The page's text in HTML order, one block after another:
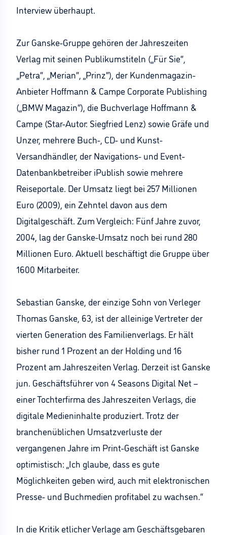
Interview überhaupt.
Zur Ganske-Gruppe gehören der Jahreszeiten
Verlag mit seinen Publikumstiteln („Für Sie“,
„Petra“, „Merian“, „Prinz“), der Kundenmagazin-
Anbieter Hoffmann & Campe Corporate Publishing
(„BMW Magazin“), die Buchverlage Hoffmann &
Campe (Star-Autor: Siegfried Lenz) sowie Gräfe und
Unzer, mehrere Buch-, CD- und Kunst-
Versandhändler, der Navigations- und Event-
Datenbankbetreiber iPublish sowie mehrere
Reiseportale. Der Umsatz liegt bei 257 Millionen
Euro (2009), ein Zehntel davon aus dem
Digitalgeschäft. Zum Vergleich: Fünf Jahre zuvor,
2004, lag der Ganske-Umsatz noch bei rund 280
Millionen Euro. Aktuell beschäftigt die Gruppe über
1600 Mitarbeiter.
Sebastian Ganske, der einzige Sohn von Verleger
Thomas Ganske, 63, ist der alleinige Vertreter der
vierten Generation des Familienverlags. Er hält
bisher rund 1 Prozent an der Holding und 16
Prozent am Jahreszeiten Verlag. Derzeit ist Ganske
jun. Geschäftsführer von 4 Seasons Digital Net –
einer Tochterfirma des Jahreszeiten Verlags, die
digitale Medieninhalte produziert. Trotz der
branchenüblichen Umsatzverluste der
vergangenen Jahre im Print-Geschäft ist Ganske
optimistisch: „Ich glaube, dass es gute
Möglichkeiten geben wird, auch mit elektronischen
Presse- und Buchmedien profitabel zu wachsen.“
In die Kritik etlicher Verlage am Geschäftsgebaren